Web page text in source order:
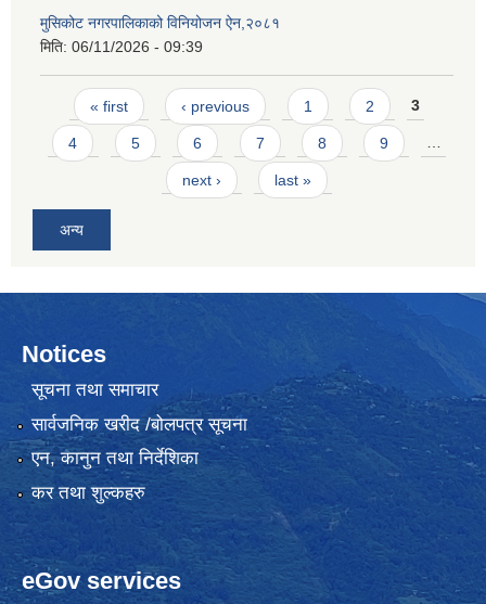
मुसिकोट नगरपालिकाको विनियोजन ऐन,२०८१
मिति: 06/11/2026 - 09:39
Pages
« first ‹ previous 1 2 3
4 5 6 7 8 9 …
next › last »
अन्य
Notices
सूचना तथा समाचार
सार्वजनिक खरीद /बोलपत्र सूचना
एन, कानुन तथा निर्देशिका
कर तथा शुल्कहरु
eGov services